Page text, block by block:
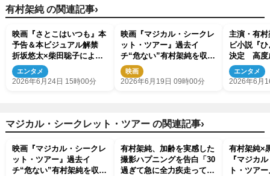
有村架純 の関連記事›
映画『さとこはいつも』本
予告＆本ビジュアル解禁
折坂悠太×柴田聡子による
主題歌も発表
エンタメ
2026年6月24日 15時00分
映画『マジカル・シークレ
ット・ツアー』過去イ
チ“危ない”有村架純を収め
た場面カット解禁
映画
2026年6月19日 09時00分
主演・有
ビ小説『
決定 高度
きに生き
エンタメ
2026年6月
マジカル・シークレット・ツアー の関連記事›
映画『マジカル・シークレ
ット・ツアー』過去イ
チ“危ない”有村架純を収め
有村架純、加齢を実感した
撮影ハプニングを告白「30
過ぎて急に全力疾走って危
有村架純×
『マジカ
ト・ツア